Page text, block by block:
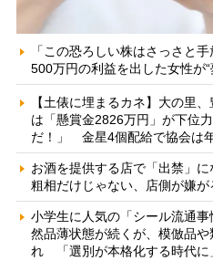
「この恐ろしい株はさっさと
500万円の利益を出した女性が
【土俵に埋まるカネ】大の里
は「懸賞金2826万円」が下位
だ！」 金星4個配給で協会は
お酒を提供する店で「出禁」
粗相だけじゃない、店側が嫌が
小学生に人気の「シール流通
然品薄状態が続くが、模倣品
れ 「選別が本格化する時代に